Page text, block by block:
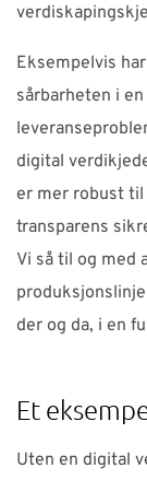
Eksempelvis
sårbarheten i
digital
er mer robust
transparens
Vi så til og med
der og da, i en
Et
Uten en digital